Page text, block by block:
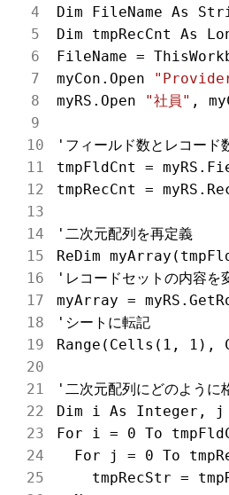
Dim FileName As
Dim tmpRecCnt As
FileName =
myCon.Open
myRS.Open
"社員" ,
'フィールド数とレコード
tmpFldCnt =
tmpRecCnt =
'二次元配列を再定義
ReDim
'レコードセットの内容を
myArray =
'シートに転記
Range(Cells(1, 1),
'二次元配列にどのように
Dim i As Integer, j
For i = 0 To
For j = 0 To
tmpRecStr =